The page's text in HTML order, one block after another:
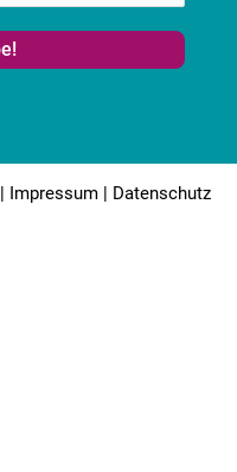
Impressum| Datenschutz